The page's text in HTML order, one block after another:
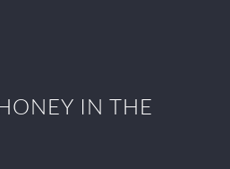
IN THE